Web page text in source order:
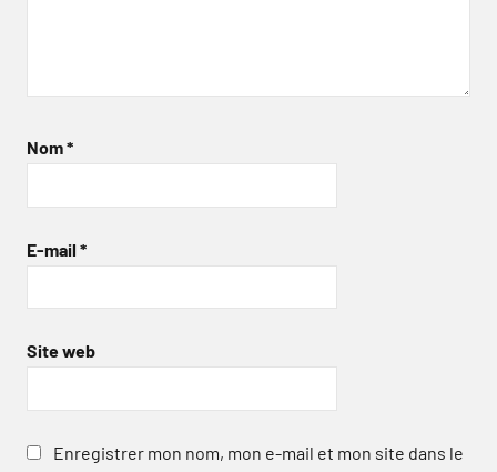
Nom*
E-mail *
Site web
Enregistrer mon nom, mon e-mail et mon site dans le